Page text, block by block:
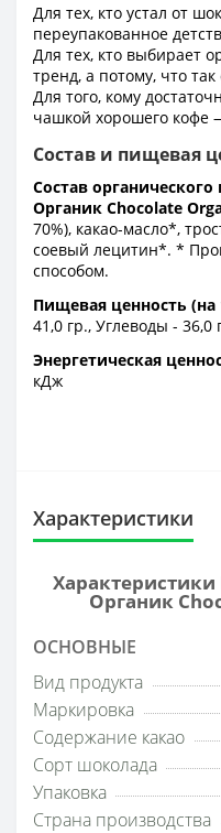
Для тех, кто устал от
переупакованное
Для тех, кто выбирает
тренд, а потому, что
Для того, кому
чашкой хорошего кофе
Состав и пищевая
Состав
Органик Chocolate
70%), какао-масло*,
соевый лецитин*. *
способом.
Пищевая ценность (на
41,0 гр., Углеводы - 36,0
Энергетическая
кДж
Характеристики
Органик
ОСНОВНЫЕ
Вид продукта
Маркировка
Содержание какао
Сорт шоколада
Упаковка
Страна производства